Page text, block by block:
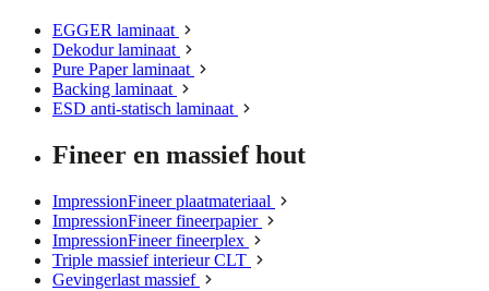
EGGER laminaat
Dekodur laminaat
Pure Paper laminaat
Backing laminaat
ESD anti-statisch laminaat
Fineer en massief hout
ImpressionFineer plaatmateriaal
ImpressionFineer fineerpapier
ImpressionFineer fineerplex
Triple massief interieur CLT
Gevingerlast massief